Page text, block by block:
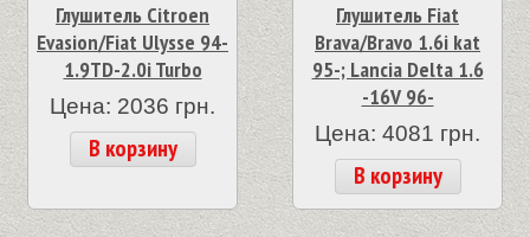
Глушитель Citroen
Evasion/Fiat Ulysse 94-
1.9TD-2.0i Turbo
Цена: 2036 грн.
В корзину
Глушитель Fiat
Brava/Bravo 1.6i kat
95-; Lancia Delta 1.6
-16V 96-
Цена: 4081 грн.
В корзину